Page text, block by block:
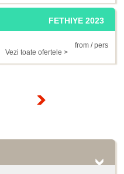
FETHIYE 2023
from / pers
Vezi toate ofertele >